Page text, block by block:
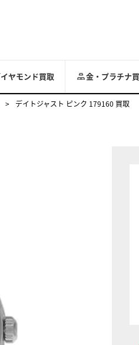
ヤモンド買取 金・プラチナ
デイトジャスト ピンク 179160 買取